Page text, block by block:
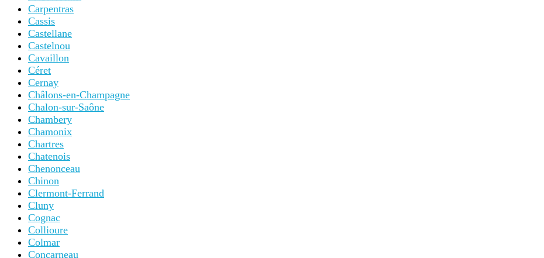
Carpentras
Cassis
Castellane
Castelnou
Cavaillon
Céret
Cernay
Châlons-en-Champagne
Chalon-sur-Saône
Chambery
Chamonix
Chartres
Chatenois
Chenonceau
Chinon
Clermont-Ferrand
Cluny
Cognac
Collioure
Colmar
Concarneau